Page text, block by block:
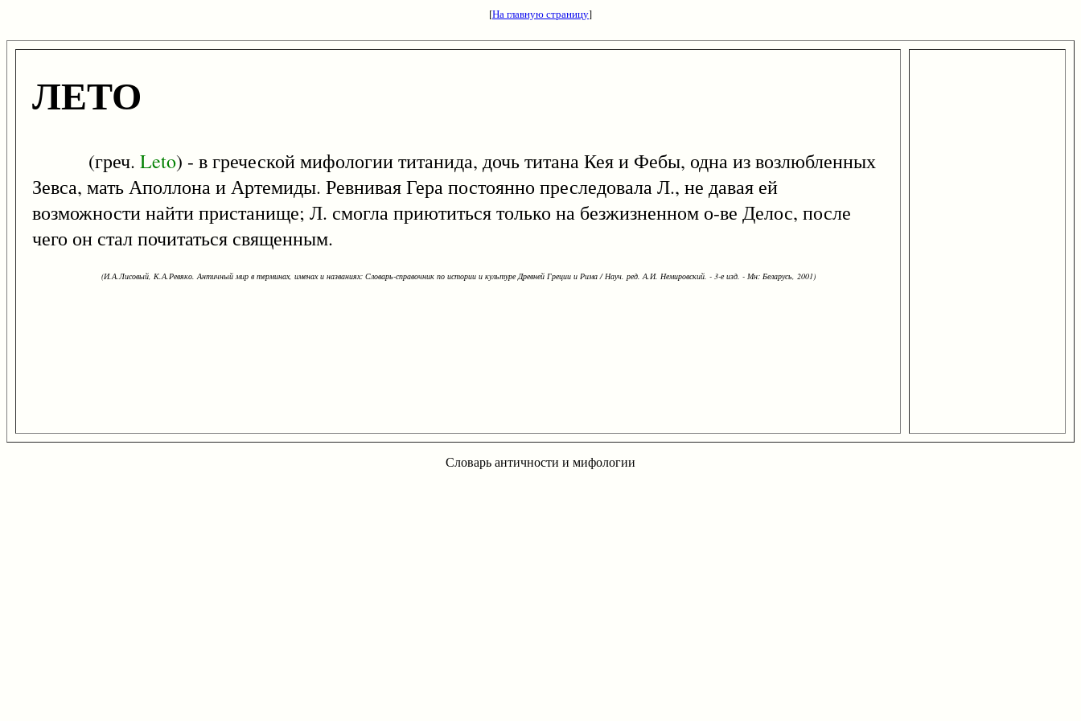
[На главную страницу]
ЛЕТО
(греч. Leto) - в греческой мифологии титанида, дочь титана Кея и Фебы, одна из возлюбленных
Зевса, мать Аполлона и Артемиды. Ревнивая Гера постоянно преследовала Л., не давая ей
возможности найти пристанище; Л. смогла приютиться только на безжизненном о-ве Делос, после
чего он стал почитаться священным.
(И.А.Лисовый, К.А.Ревяко. Античный мир в терминах, именах и названиях: Словарь-справочник по истории и культуре Древней Греции и Рима / Науч. ред. А.И. Немировский. - 3-е изд. - Мн: Беларусь, 2001)
Словарь античности и мифологии